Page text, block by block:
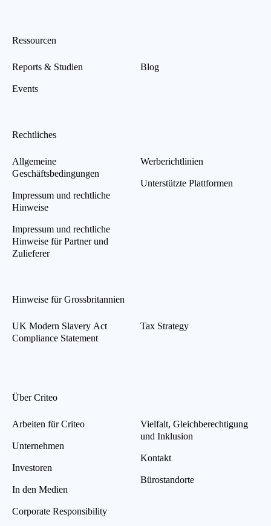
Ressourcen
Reports & Studien
Events
Blog
Rechtliches
Allgemeine
Geschäftsbedingungen
Impressum und rechtliche
Hinweise
Impressum und rechtliche
Hinweise für Partner und
Zulieferer
Werberichtlinien
Unterstützte Plattformen
Hinweise für Grossbritannien
UK Modern Slavery Act
Compliance Statement
Tax Strategy
Über Criteo
Arbeiten für Criteo
Unternehmen
Investoren
In den Medien
Corporate Responsibility
Vielfalt, Gleichberechtigung
und Inklusion
Kontakt
Bürostandorte